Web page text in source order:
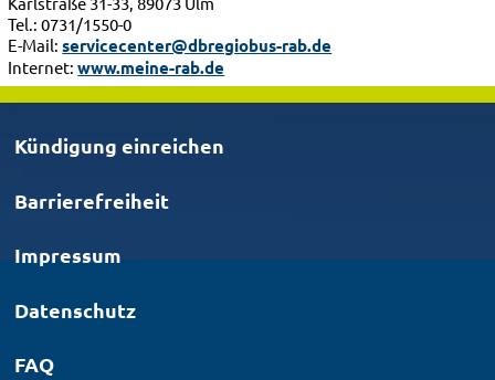
Tel.: 0731/1550-0
E-Mail:servicecenter@dbregiobus-rab.de
Internet:www.meine-rab.de
Kündigung einreichen
Barrierefreiheit
Impressum
Datenschutz
FAQ